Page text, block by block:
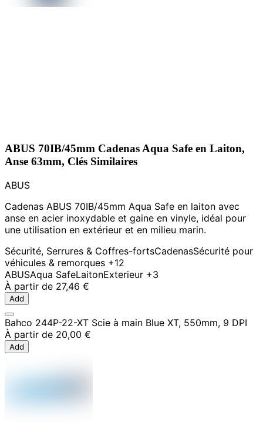
ABUS 70IB/45mm Cadenas Aqua Safe en Laiton,
Anse 63mm, Clés Similaires
ABUS
Cadenas ABUS 70IB/45mm Aqua Safe en laiton avec
anse en acier inoxydable et gaine en vinyle, idéal pour
une utilisation en extérieur et en milieu marin.
Sécurité, Serrures & Coffres-fortsCadenasSécurité pour
véhicules & remorques +12
ABUSAqua SafeLaitonExterieur +3
À partir de 27,46 €
Add
Bahco 244P-22-XT Scie à main Blue XT, 550mm, 9 DPI
À partir de 20,00 €
Add